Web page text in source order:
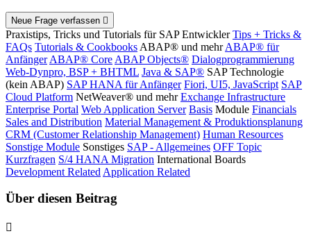
Neue Frage verfassen
Praxistips, Tricks und Tutorials für SAP Entwickler Tips + Tricks &
FAQs Tutorials & Cookbooks ABAP® und mehr ABAP® für
Anfänger ABAP® Core ABAP Objects® Dialogprogrammierung
Web-Dynpro, BSP + BHTML Java & SAP® SAP Technologie
(kein ABAP) SAP HANA für Anfänger Fiori, UI5, JavaScript SAP
Cloud Platform NetWeaver® und mehr Exchange Infrastructure
Enterprise Portal Web Application Server Basis Module Financials
Sales and Distribution Material Management & Produktionsplanung
CRM (Customer Relationship Management) Human Resources
Sonstige Module Sonstiges SAP - Allgemeines OFF Topic
Kurzfragen S/4 HANA Migration International Boards
Development Related Application Related
Über diesen Beitrag